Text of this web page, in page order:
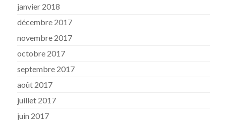
janvier 2018
décembre 2017
novembre 2017
octobre 2017
septembre 2017
août 2017
juillet 2017
juin 2017